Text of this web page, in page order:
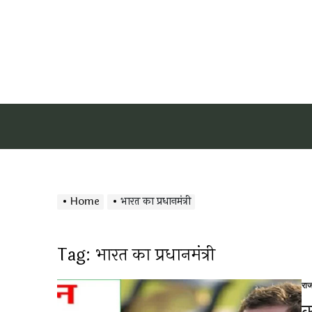
Home भारत का प्रधानमंत्री
Tag: भारत का प्रधानमंत्री
in